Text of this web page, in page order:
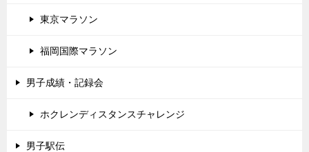
東京マラソン
福岡国際マラソン
男子成績・記録会
ホクレンディスタンスチャレンジ
男子駅伝